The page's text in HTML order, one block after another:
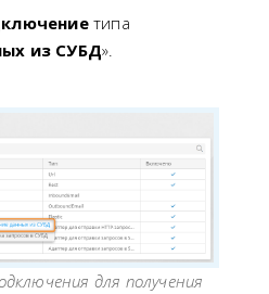
типа
из СУБД».
для получения